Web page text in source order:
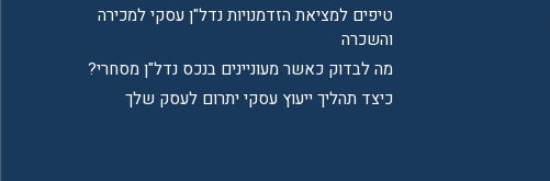
טיפים למציאת הזדמנויות נדל"ן עסקי למכירה
והשכרה
מה לבדוק כאשר מעוניינים בנכס נדל"ן מסחרי?
כיצד תהליך ייעוץ עסקי יתרום לעסק שלך